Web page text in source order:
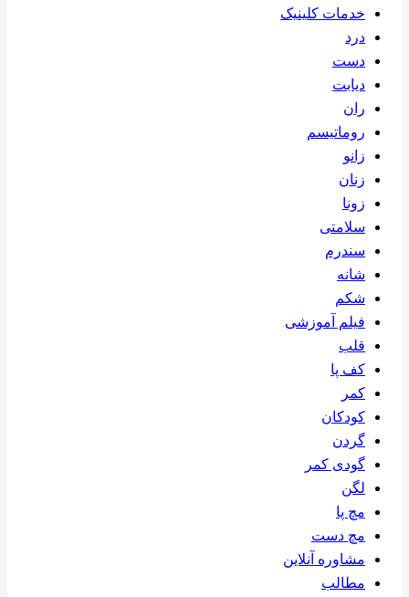
خدمات کلینیک
درد
دست
دیابت
ران
روماتیسم
زانو
زنان
زونا
سلامتی
سندرم
شانه
شکم
فیلم آموزشی
قلب
کف پا
کمر
کودکان
گردن
گودی کمر
لگن
مچ پا
مچ دست
مشاوره آنلاین
مطالب